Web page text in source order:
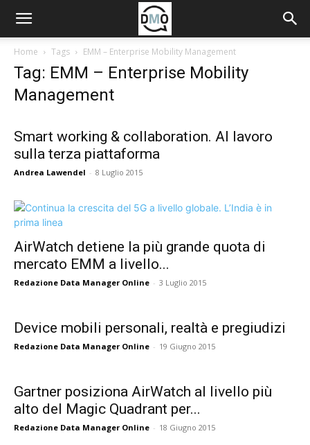
Home Tags EMM – Enterprise Mobility Management
Tag: EMM – Enterprise Mobility
Management
Smart working & collaboration. Al lavoro
sulla terza piattaforma
Andrea Lawendel - 8 Luglio 2015
AirWatch detiene la più grande quota di
mercato EMM a livello...
Redazione Data Manager Online - 3 Luglio 2015
Device mobili personali, realtà e pregiudizi
Redazione Data Manager Online - 19 Giugno 2015
Gartner posiziona AirWatch al livello più
alto del Magic Quadrant per...
Redazione Data Manager Online - 18 Giugno 2015